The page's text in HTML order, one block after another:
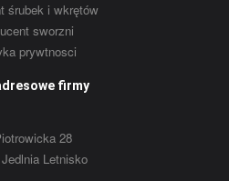
śrubek i wkrętów
sworzni
prywtnosci
firmy
28
Letnisko